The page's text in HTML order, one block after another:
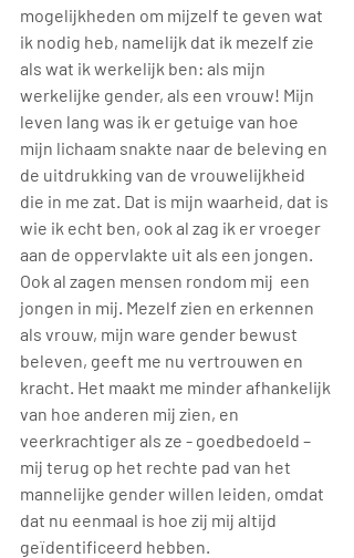
mogelijkheden om mijzelf te geven wat
ik nodig heb, namelijk dat ik mezelf zie
als wat ik werkelijk ben: als mijn
werkelijke gender, als een vrouw! Mijn
leven lang was ik er getuige van hoe
mijn lichaam snakte naar de beleving en
de uitdrukking van de vrouwelijkheid
die in me zat. Dat is mijn waarheid, dat is
wie ik echt ben, ook al zag ik er vroeger
aan de oppervlakte uit als een jongen.
Ook al zagen mensen rondom mij  een
jongen in mij. Mezelf zien en erkennen
als vrouw, mijn ware gender bewust
beleven, geeft me nu vertrouwen en
kracht. Het maakt me minder afhankelijk
van hoe anderen mij zien, en
veerkrachtiger als ze - goedbedoeld –
mij terug op het rechte pad van het
mannelijke gender willen leiden, omdat
dat nu eenmaal is hoe zij mij altijd
geïdentificeerd hebben.